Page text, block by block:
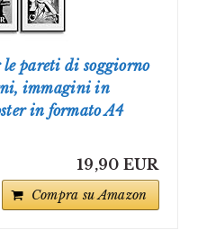
pareti di soggiorno
immagini in
in formato A4
19,90 EUR
Compra su Amazon